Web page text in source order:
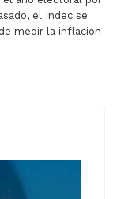
el Indec se
medir la inflación